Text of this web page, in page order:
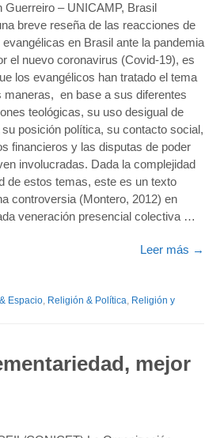
Guerreiro – UNICAMP, Brasil
breve reseña de las reacciones de
evangélicas en Brasil ante la pandemia
el nuevo coronavirus (Covid-19), es
los evangélicos han tratado el tema
maneras, en base a sus diferentes
teológicas, su uso desigual de
posición política, su contacto social,
financieros y las disputas de poder
involucradas. Dada la complejidad
de estos temas, este es un texto
controversia (Montero, 2012) en
veneración presencial colectiva …
Leer más →
Espacio, Religión & Política, Religión y
mejor